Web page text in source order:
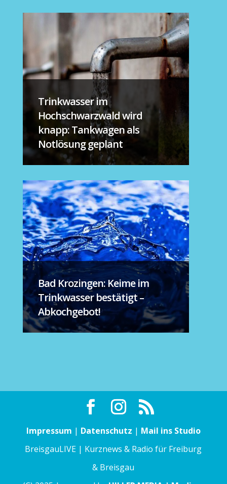
Trinkwasser im
Hochschwarzwald wird
knapp: Tankwagen als
Notlösung geplant
Bad Krozingen: Keime im
Trinkwasser bestätigt –
Abkochgebot!
Impressum | Datenschutz | Mail ins Studio
BreisgauLIVE | Kurznews & Radio für Freiburg
& Breisgau